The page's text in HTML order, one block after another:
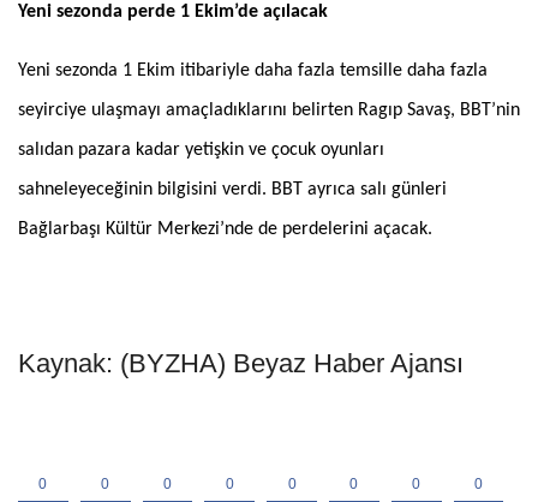
Yeni sezonda perde 1 Ekim’de açılacak
Yeni sezonda 1 Ekim itibariyle daha fazla temsille daha fazla
seyirciye ulaşmayı amaçladıklarını belirten Ragıp Savaş, BBT’nin
salıdan pazara kadar yetişkin ve çocuk oyunları
sahneleyeceğinin bilgisini verdi. BBT ayrıca salı günleri
Bağlarbaşı Kültür Merkezi’nde de perdelerini açacak.
Kaynak: (BYZHA) Beyaz Haber Ajansı